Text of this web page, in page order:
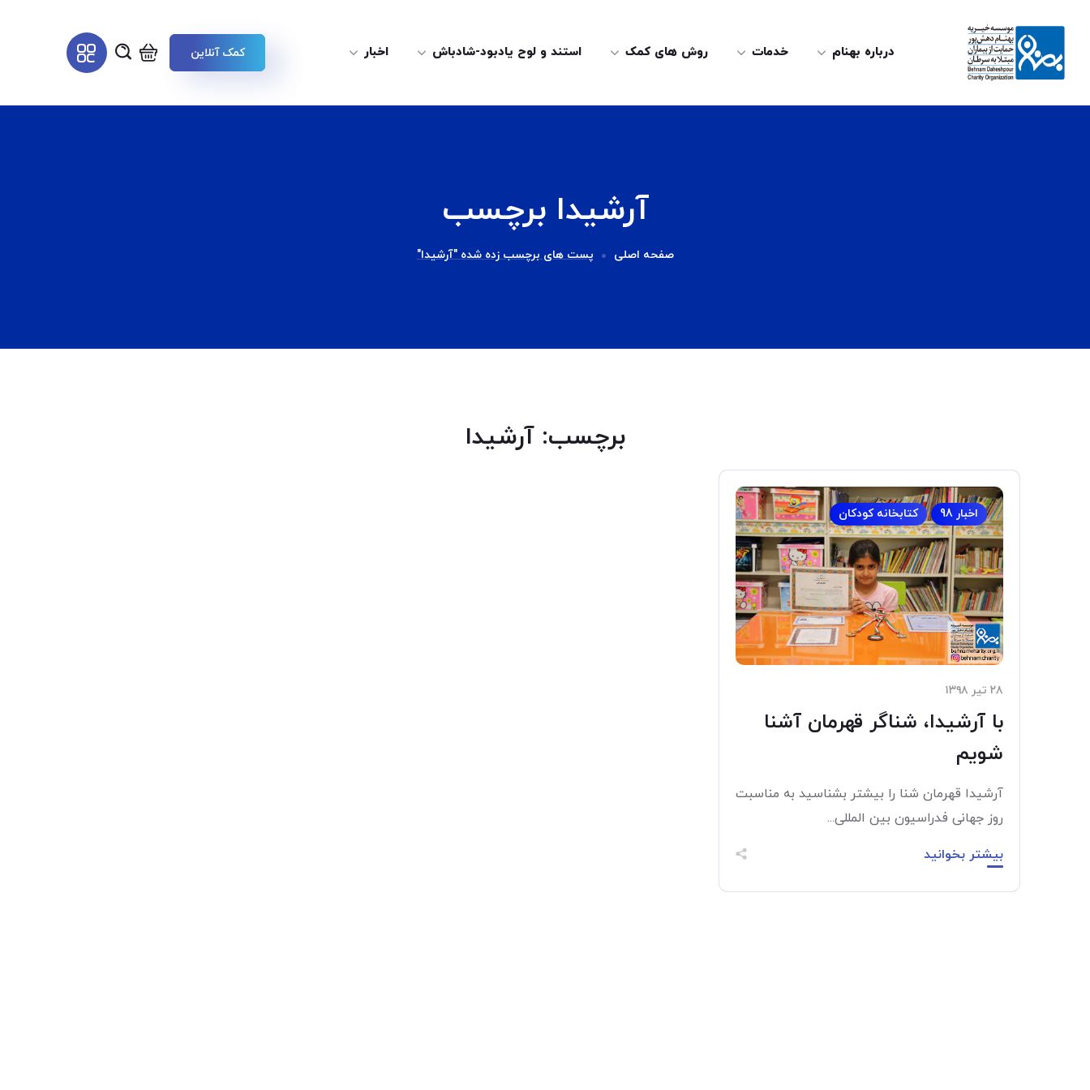
درباره بهنام خدمات روش های کمک استند و لوح یادبود-شادباش اخبار کمک آنلاین
آرشیدا برچسب
صفحه اصلی پست های برچسب زده شده "آرشیدا"
برچسب: آرشیدا
اخبار 98 کتابخانه کودکان
۲۸ تیر ۱۳۹۸
با آرشیدا، شناگر قهرمان آشنا
شویم
آرشیدا قهرمان شنا را بیشتر بشناسید به مناسبت
روز جهانی فدراسیون بین المللی...
بیشتر بخوانید